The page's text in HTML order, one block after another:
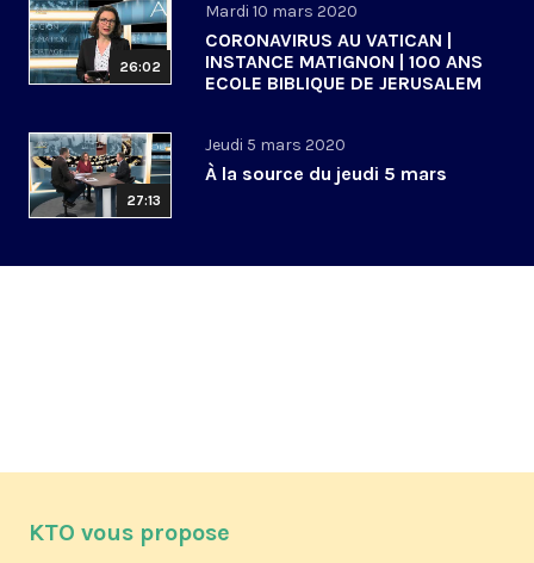
26:02
Mardi 10 mars 2020
CORONAVIRUS AU VATICAN |
INSTANCE MATIGNON | 100 ANS
ECOLE BIBLIQUE DE JERUSALEM
27:13
Jeudi 5 mars 2020
À la source du jeudi 5 mars
KTO vous propose